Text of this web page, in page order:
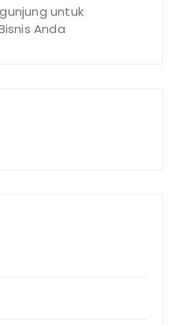
untuk
Anda